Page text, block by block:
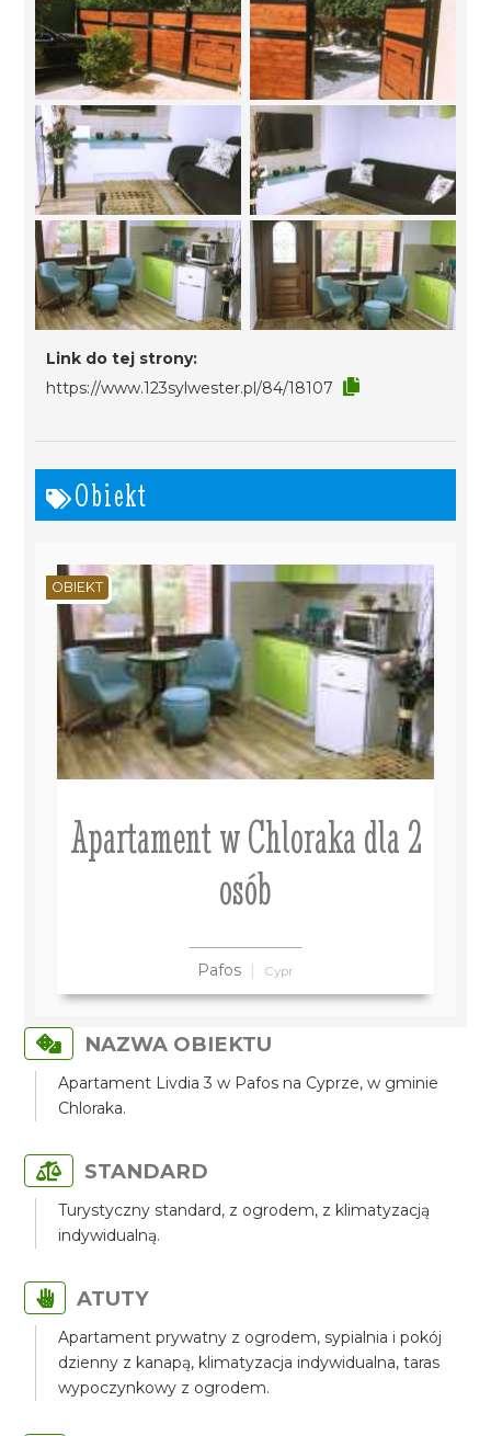
Link do tej strony:
https://www.123sylwester.pl/84/18107
Obiekt
Apartament w Chloraka dla 2
osób
Pafos Cypr
OBIEKT
NAZWA OBIEKTU
Apartament Livdia 3 w Pafos na Cyprze, w gminie
Chloraka.
STANDARD
Turystyczny standard, z ogrodem, z klimatyzacją
indywidualną.
ATUTY
Apartament prywatny z ogrodem, sypialnia i pokój
dzienny z kanapą, klimatyzacja indywidualna, taras
wypoczynkowy z ogrodem.